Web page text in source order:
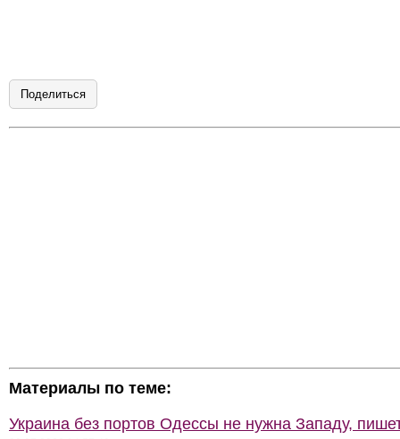
Поделиться
Материалы по теме:
Украина без портов Одессы не нужна Западу,